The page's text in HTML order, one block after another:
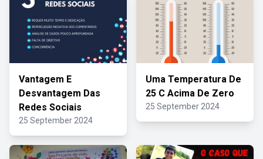
Vantagem E
Desvantagem Das
Redes Sociais
25 September 2024
Uma Temperatura De
25 C Acima De Zero
25 September 2024